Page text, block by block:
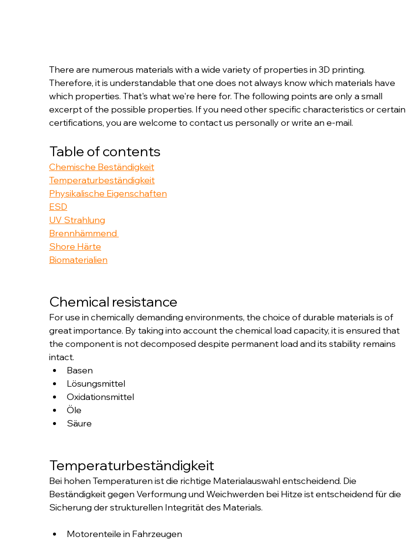
There are numerous materials with a wide variety of properties in 3D printing.
Therefore, it is understandable that one does not always know which materials have
which properties. That's what we're here for. The following points are only a small
excerpt of the possible properties. If you need other specific characteristics or certain
certifications, you are welcome to contact us personally or write an e-mail.
Table of contents
Chemische Beständigkeit
Temperaturbeständigkeit
Physikalische Eigenschaften
ESD
UV Strahlung
Brennhämmend
Shore Härte
Biomaterialien​
Chemical resistance
For use in chemically demanding environments, the choice of durable materials is of
great importance. By taking into account the chemical load capacity, it is ensured that
the component is not decomposed despite permanent load and its stability remains
intact.
Basen
Lösungsmittel
Oxidationsmittel
Öle
Säure
Temperaturbeständigkeit
Bei hohen Temperaturen ist die richtige Materialauswahl entscheidend. Die
Beständigkeit gegen Verformung und Weichwerden bei Hitze ist entscheidend für die
Sicherung der strukturellen Integrität des Materials.
Motorenteile in Fahrzeugen